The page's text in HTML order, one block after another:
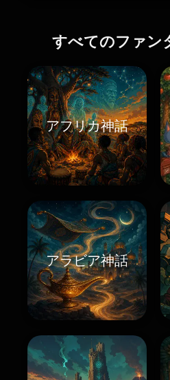
すべてのファン
アフリカ神話
アラビア神話